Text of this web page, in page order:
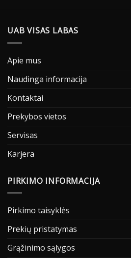
UAB VISAS LABAS
Apie mus
Naudinga informacija
Kontaktai
Prekybos vietos
Servisas
Karjera
PIRKIMO INFORMACIJA
Pirkimo taisyklės
Prekių pristatymas
Grąžinimo sąlygos